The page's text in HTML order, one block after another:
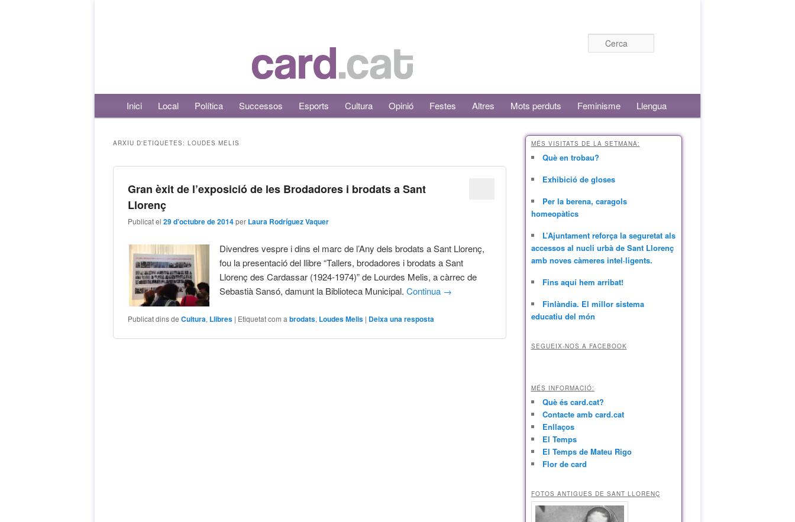
Menú principalAneu al contingut principal
Aneu al contingut secundari
Inici Local Política Successos Esports Cultura Opinió Festes Altres Mots perduts Feminisme Llengua
ARXIU D'ETIQUETES: LOUDES MELIS
Gran èxit de l’exposició de les Brodadores i brodats a Sant
Llorenç
Publicat el29 d'octubre de 2014per Laura Rodríguez Vaquer
Divendres vespre i dins el marc de l’Any dels brodats a Sant Llorenç,
fou la presentació del llibre “Tallers, brodadores i brodats a Sant
Llorenç des Cardassar (1924-1974)” de Lourdes Melis, a càrrec de
Sebastià Sansó, damunt la Biblioteca Municipal.Continua →
Publicat dins de Cultura, Llibres | Etiquetat com a brodats, Loudes Melis | Deixa una resposta
MÉS VISITATS DE LA SETMANA:
Què en trobau?
Exhibició de gloses
Per la berena, caragols
homeopàtics
L’Ajuntament reforça la seguretat als
accessos al nucli urbà de Sant Llorenç
amb noves càmeres intel·ligents.
Fins aquí hem arribat!
Finlàndia. El millor sistema
educatiu del món
SEGUEIX-NOS A FACEBOOK
MÉS INFORMACIÓ:
Què és card.cat?
Contacte amb card.cat
Enllaços
El Temps
El Temps de Mateu Rigo
Flor de card
FOTOS ANTIGUES DE SANT LLORENÇ